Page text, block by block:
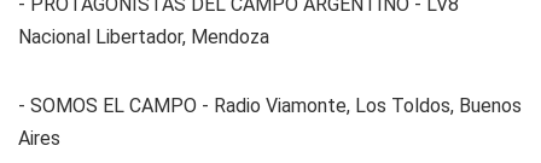
Nacional Libertador, Mendoza
- SOMOS EL CAMPO - Radio Viamonte, Los Toldos, Buenos
Aires